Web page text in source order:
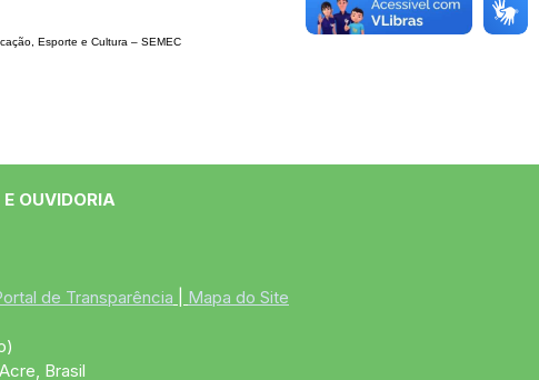
Esporte e Cultura – SEMEC
OUVIDORIA
de Transparência Mapa do Site
Brasil